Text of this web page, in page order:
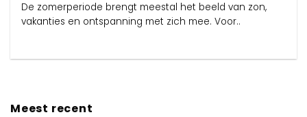
De zomerperiode brengt meestal het beeld van zon,
vakanties en ontspanning met zich mee. Voor..
Meest recent